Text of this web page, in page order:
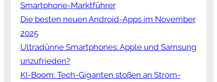
Smartphone-Marktführer
Die besten neuen Android-Apps im November
2025
Ultradünne Smartphones: Apple und Samsung
unzufrieden?
KI-Boom: Tech-Giganten stoßen an Strom-